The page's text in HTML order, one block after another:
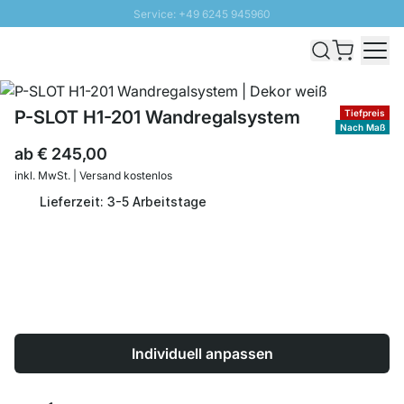
Service: +49 6245 945960
Schnelle Lieferung - Gratis Versand ab 100€
SUNNY SALE: Bis zu 20% Rabatt
Tiefpreis
Nach Maß
P-SLOT H1-201 Wandregalsystem
ab€ 245,00
inkl. MwSt. | Versand kostenlos
Lieferzeit: 3-5 Arbeitstage
Individuell anpassen
Menge